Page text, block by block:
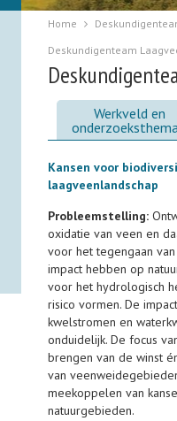
Home
Deskundigenteam
Werkveld en
Kansen voor
laagveenlandschap
Probleemstelling:
oxidatie van veen en
voor het tegengaan
impact hebben op
voor het hydrologisch
risico vormen. De
kwelstromen en
onduidelijk. De focus
brengen van de winst
van
meekoppelen van
natuurgebieden.